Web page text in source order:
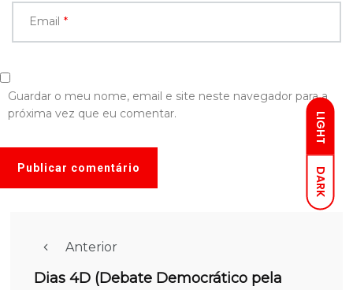
LIGHT
DARK
Email *
Guardar o meu nome, email e site neste navegador para a
próxima vez que eu comentar.
Anterior
Dias 4D (Debate Democrático pela